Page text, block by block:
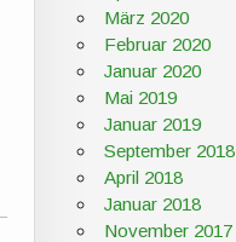
März 2020
Februar 2020
Januar 2020
Mai 2019
Januar 2019
September 2018
April 2018
Januar 2018
November 2017